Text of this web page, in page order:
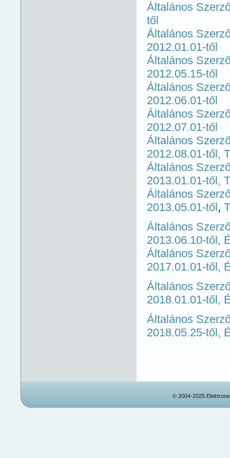
Általános
től
Általános
2012.01.01-től
Általános
2012.05.15-től
Általános
2012.06.01-től
Általános
2012.07.01-től
Általános
2012.08.01-től,
Általános
2013.01.01-től,
Általános
2013.05.01-től,
Általános
2013.06.10-től,
Általános
2017.01.01-től,
Általános
2018.01.01-től,
Általános
2018.05.25-től,
© 2004-2025